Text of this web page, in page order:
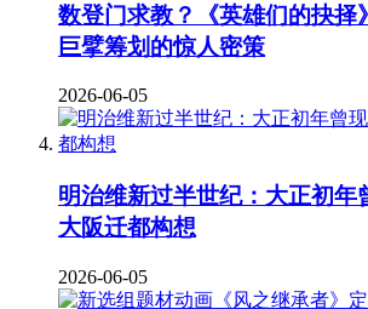
数登门求教？《英雄们的抉择
巨擘筹划的惊人密策
2026-06-05
明治维新过半世纪：大正初年
大阪迁都构想
2026-06-05